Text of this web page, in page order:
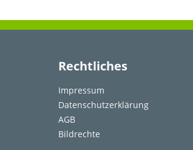
Rechtliches
Impressum
Datenschutzerklärung
AGB
Bildrechte